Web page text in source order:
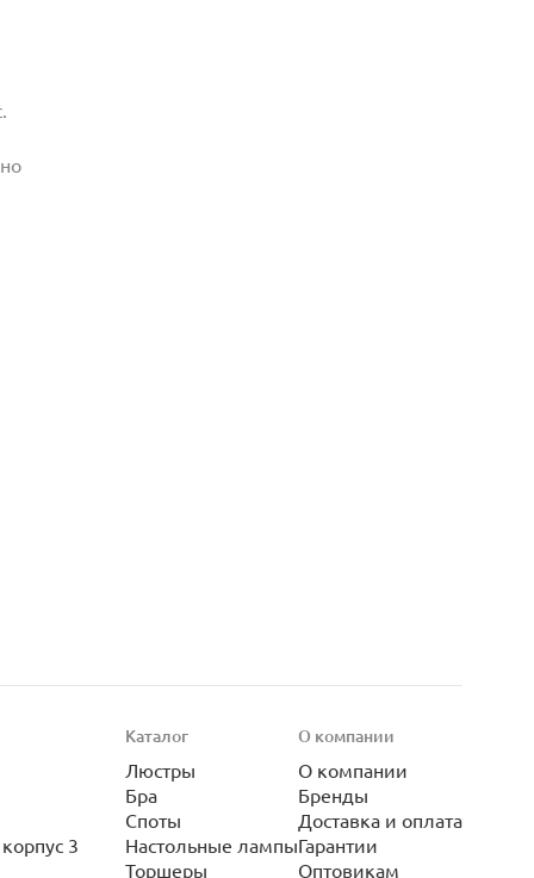
3
Каталог
Люстры
Бра
Споты
Настольные лампы
Торшеры
О компании
О компании
Бренды
Доставка и оплата
Гарантии
Оптовикам